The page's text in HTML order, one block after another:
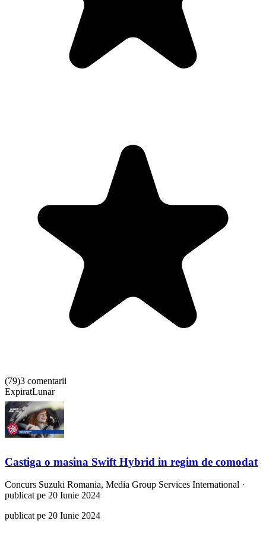
(79)3 comentarii
ExpiratLunar
Castiga o masina Swift Hybrid in regim de comodat
Concurs Suzuki Romania, Media Group Services International ·
publicat pe 20 Iunie 2024
publicat pe 20 Iunie 2024